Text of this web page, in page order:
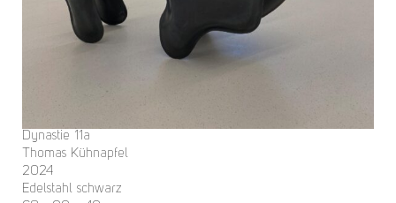
Dynastie 11a
Thomas Kühnapfel
2024
Edelstahl schwarz